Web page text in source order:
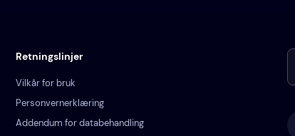
Retningslinjer
Vilkår for bruk
Personvernerklæring
Addendum for databehandling